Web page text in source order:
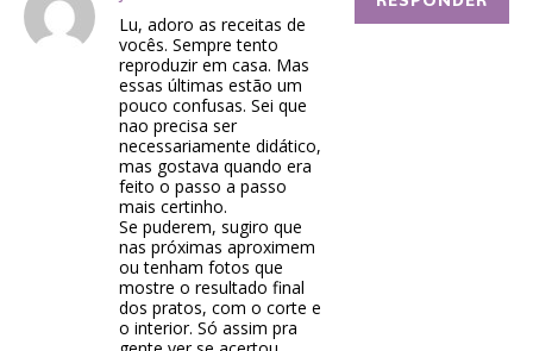
Lu, adoro as receitas de
vocês. Sempre tento
reproduzir em casa. Mas
essas últimas estão um
pouco confusas. Sei que
nao precisa ser
necessariamente didático,
mas gostava quando era
feito o passo a passo
mais certinho.
Se puderem, sugiro que
nas próximas aproximem
ou tenham fotos que
mostre o resultado final
dos pratos, com o corte e
o interior. Só assim pra